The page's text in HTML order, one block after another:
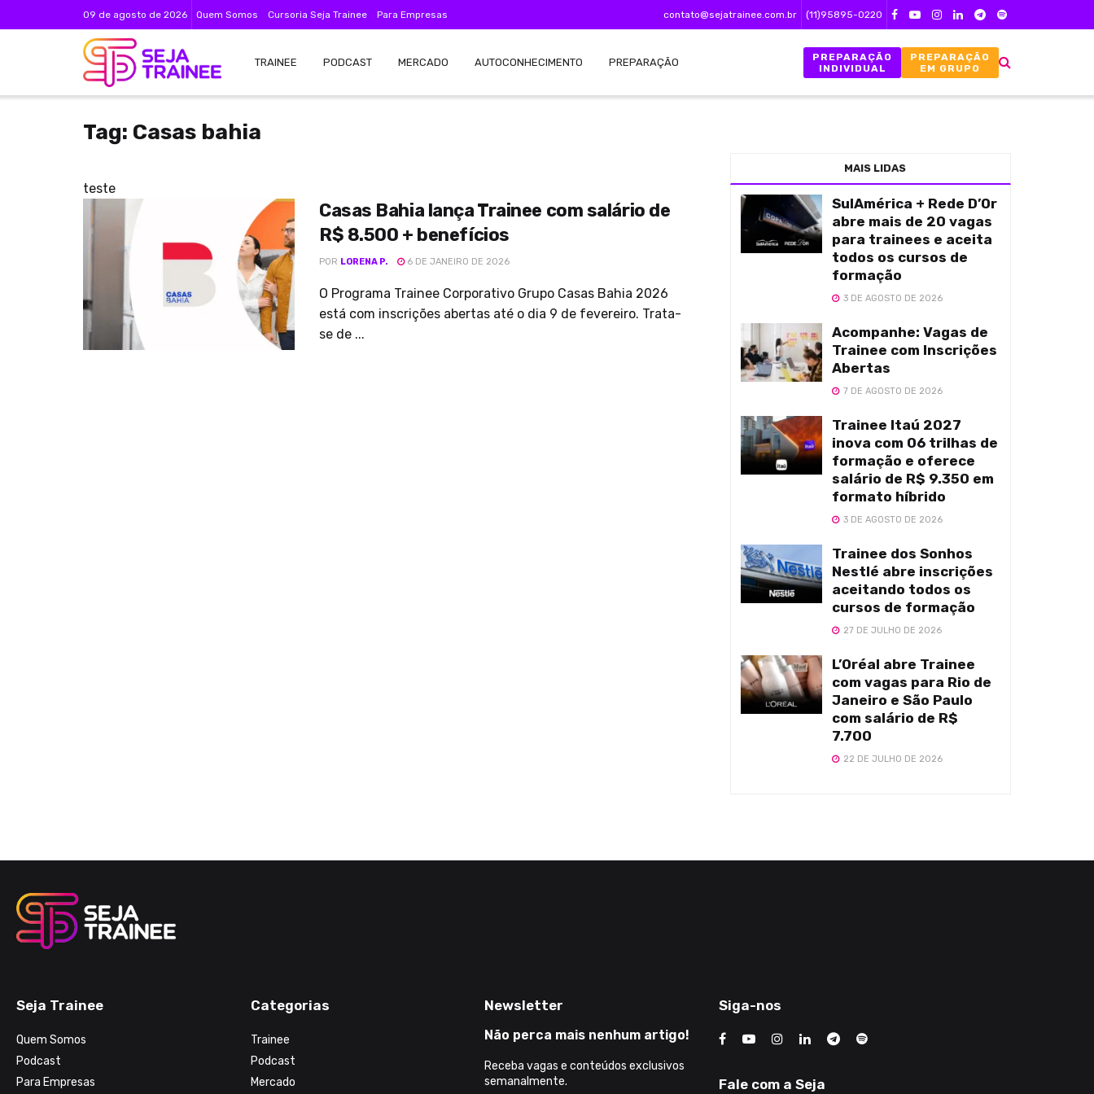
09 de agosto de 2026 Quem Somos Cursoria Seja Trainee Para Empresas contato@sejatrainee.com.br (11)95895-0220
TRAINEE PODCAST MERCADO AUTOCONHECIMENTO PREPARAÇÃO
PREPARAÇÃO
INDIVIDUAL
PREPARAÇÃO
EM GRUPO
Tag: Casas bahia
teste
Casas Bahia lança Trainee com salário de
R$ 8.500 + benefícios
POR LORENA P. 6 DE JANEIRO DE 2026
O Programa Trainee Corporativo Grupo Casas Bahia 2026
está com inscrições abertas até o dia 9 de fevereiro. Trata-
se de ...
MAIS LIDAS
SulAmérica + Rede D’Or
abre mais de 20 vagas
para trainees e aceita
todos os cursos de
formação
3 DE AGOSTO DE 2026
Acompanhe: Vagas de
Trainee com Inscrições
Abertas
7 DE AGOSTO DE 2026
Trainee Itaú 2027
inova com 06 trilhas de
formação e oferece
salário de R$ 9.350 em
formato híbrido
3 DE AGOSTO DE 2026
Trainee dos Sonhos
Nestlé abre inscrições
aceitando todos os
cursos de formação
27 DE JULHO DE 2026
L’Oréal abre Trainee
com vagas para Rio de
Janeiro e São Paulo
com salário de R$
7.700
22 DE JULHO DE 2026
Seja Trainee
Quem Somos
Podcast
Para Empresas
Categorias
Trainee
Podcast
Mercado
Newsletter
Não perca mais nenhum artigo!
Receba vagas e conteúdos exclusivos
semanalmente.
Siga-nos
Fale com a Seja